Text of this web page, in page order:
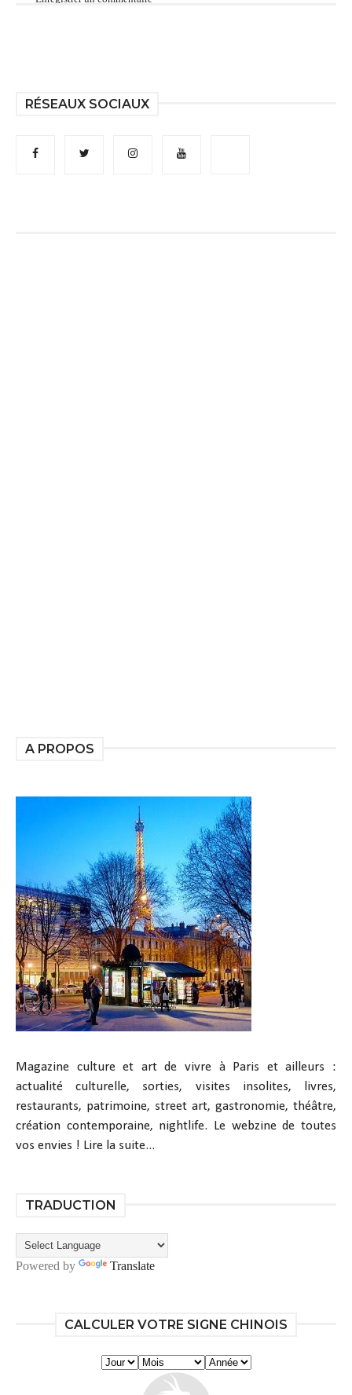
RÉSEAUX SOCIAUX
A PROPOS
Magazine culture et art de vivre à Paris et ailleurs :
actualité culturelle, sorties, visites insolites, livres,
restaurants, patrimoine, street art, gastronomie, théâtre,
création contemporaine, nightlife. Le webzine de toutes
vos envies ! Lire la suite...
TRADUCTION
Powered by Translate
CALCULER VOTRE SIGNE CHINOIS